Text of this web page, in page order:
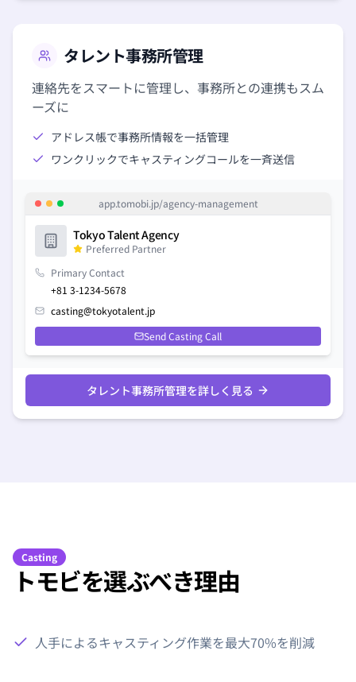
タレント事務所管理
連絡先をスマートに管理し、事務所との連携もスム
ーズに
アドレス帳で事務所情報を一括管理
ワンクリックでキャスティングコールを一斉送信
app.tomobi.jp/agency-management
Tokyo Talent Agency
Preferred Partner
Primary Contact
+81 3-1234-5678
casting@tokyotalent.jp
Send Casting Call
タレント事務所管理を詳しく見る
Casting
トモビを選ぶべき理由
人手によるキャスティング作業を最大70%を削減